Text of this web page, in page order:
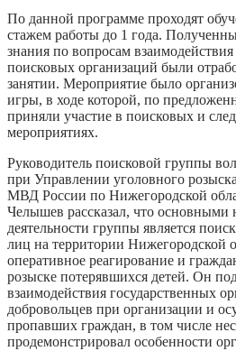
По данной программе проходят
стажем работы до 1 года.
знания по вопросам
поисковых организаций были
занятии. Мероприятие было
игры, в ходе которой, по
приняли участие в поисковых и
мероприятиях.
Руководитель поисковой группы
при Управлении уголовного
МВД России по Нижегородской
Челышев рассказал, что основными
деятельности группы является
лиц на территории Нижегородской
оперативное реагирование и
розыске потерявшихся детей. Он
взаимодействия государственных
добровольцев при организации и
пропавших граждан, в том числе
продемонстрировал особенности